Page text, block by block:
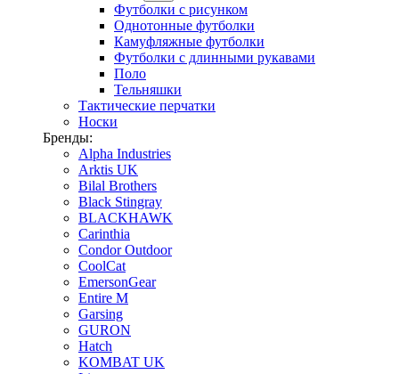
Футболки с рисунком
Однотонные футболки
Камуфляжные футболки
Футболки с длинными рукавами
Поло
Тельняшки
Тактические перчатки
Носки
Бренды:
Alpha Industries
Arktis UK
Bilal Brothers
Black Stingray
BLACKHAWK
Carinthia
Condor Outdoor
CoolCat
EmersonGear
Entire M
Garsing
GURON
Hatch
KOMBAT UK